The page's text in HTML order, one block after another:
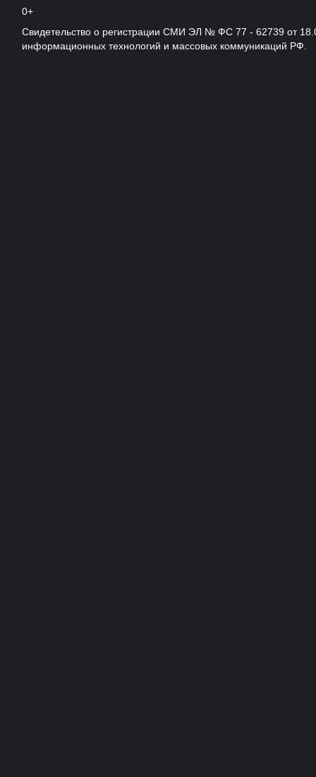
0+
Свидетельство о регистрации СМИ ЭЛ № ФС 77 - 62739 от
информационных технологий и массовых коммуникаций РФ.